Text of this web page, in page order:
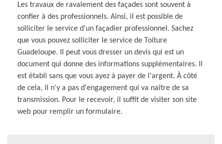
Les travaux de ravalement des façades sont souvent à
confier à des professionnels. Ainsi, il est possible de
solliciter le service d'un façadier professionnel. Sachez
que vous pouvez solliciter le service de Toiture
Guadeloupe. Il peut vous dresser un devis qui est un
document qui donne des informations supplémentaires. Il
est établi sans que vous ayez à payer de l'argent. À côté
de cela, il n'y a pas d'engagement qui va naître de sa
transmission. Pour le recevoir, il suffit de visiter son site
web pour remplir un formulaire.